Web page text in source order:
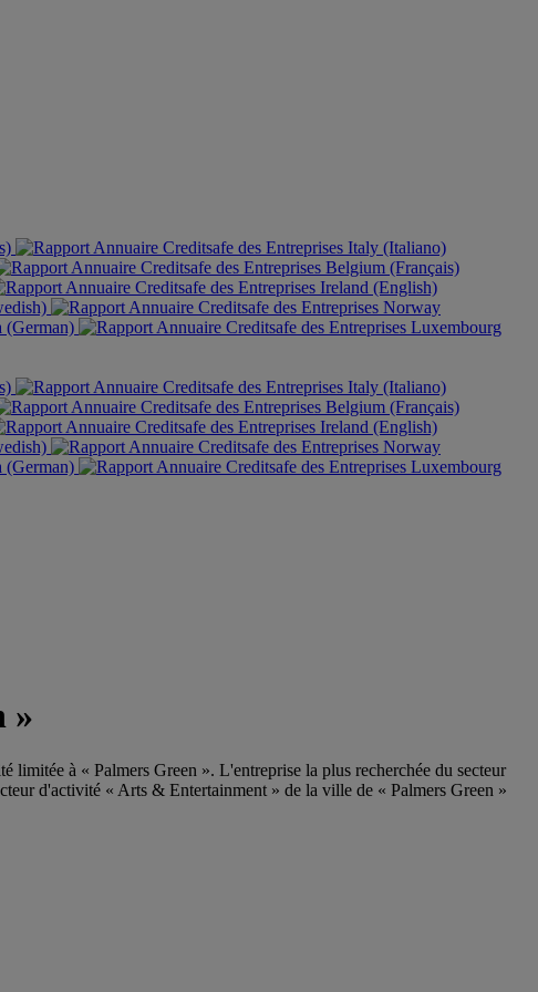
Italy (Italiano)
Belgium (Français)
Ireland (English)
Norway
(German)
Luxembourg
Italy (Italiano)
Belgium (Français)
Ireland (English)
Norway
(German)
Luxembourg
»
limitée à « Palmers Green ». L'entreprise la plus recherchée du secteur
d'activité « Arts & Entertainment » de la ville de « Palmers Green »